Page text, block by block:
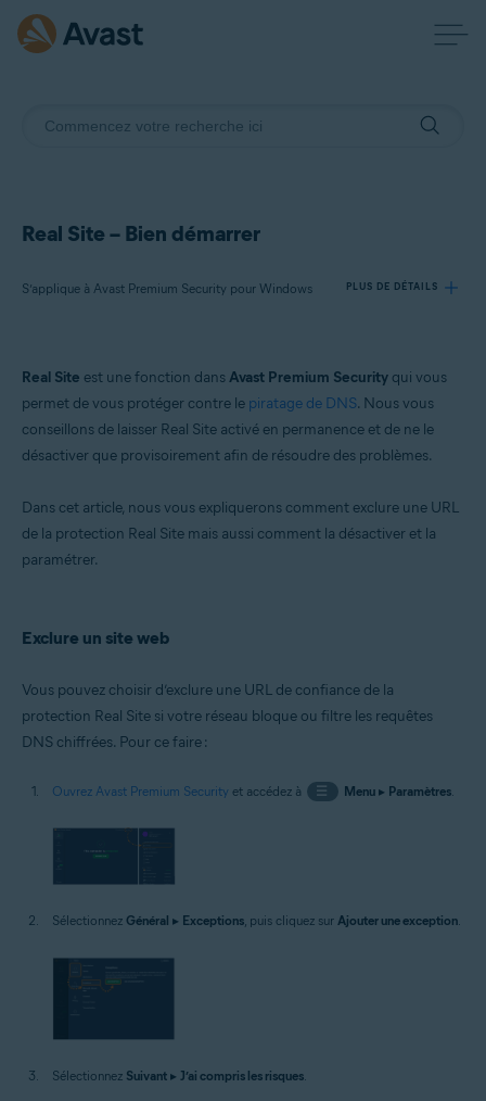
Real Site – Bien démarrer
S’applique à Avast Premium Security pour Windows PLUS DE DÉTAILS
Produits:
Avast Premium Security 24.x pour Windows
Microsoft Windows 8.1/Professionnel/Entreprise (32/64 bits)
Microsoft Windows 8/Professionnel/Entreprise (32/64 bits)
Microsoft Windows 7 Édition Familiale Basique/Édition Familiale
Real Site est une fonction dansAvast Premium Security qui vous
permet de vous protéger contre le piratage de DNS. Nous vous
conseillons de laisser Real Site activé en permanence et de ne le
désactiver que provisoirement afin de résoudre des problèmes.
Dans cet article, nous vous expliquerons comment exclure une URL
de la protection Real Site mais aussi comment la désactiver et la
paramétrer.
Exclure un site web
Vous pouvez choisir d’exclure une URL de confiance de la
protection Real Site si votre réseau bloque ou filtre les requêtes
DNS chiffrées. Pour ce faire :
Ouvrez Avast Premium Security et accédez à ☰ Menu▸ Paramètres.
Sélectionnez Général ▸ Exceptions, puis cliquez sur Ajouter une exception.
Sélectionnez Suivant ▸ J’ai compris les risques